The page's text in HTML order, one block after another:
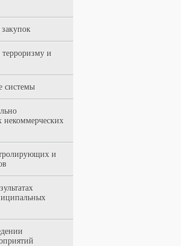
и
системы
некоммерческих
и